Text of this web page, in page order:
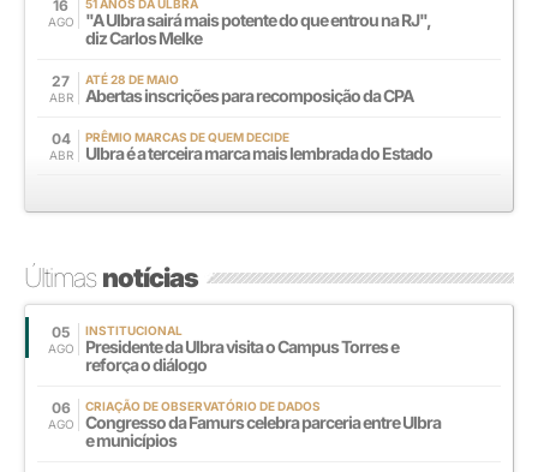
16
AGO
51 ANOS DA ULBRA
"A Ulbra sairá mais potente do que entrou na RJ",
diz Carlos Melke
27
ABR
ATÉ 28 DE MAIO
Abertas inscrições para recomposição da CPA
04
ABR
PRÊMIO MARCAS DE QUEM DECIDE
Ulbra é a terceira marca mais lembrada do Estado
Últimasnotícias
05
AGO
INSTITUCIONAL
Presidente da Ulbra visita o Campus Torres e
reforça o diálogo
06
AGO
CRIAÇÃO DE OBSERVATÓRIO DE DADOS
Congresso da Famurs celebra parceria entre Ulbra
e municípios